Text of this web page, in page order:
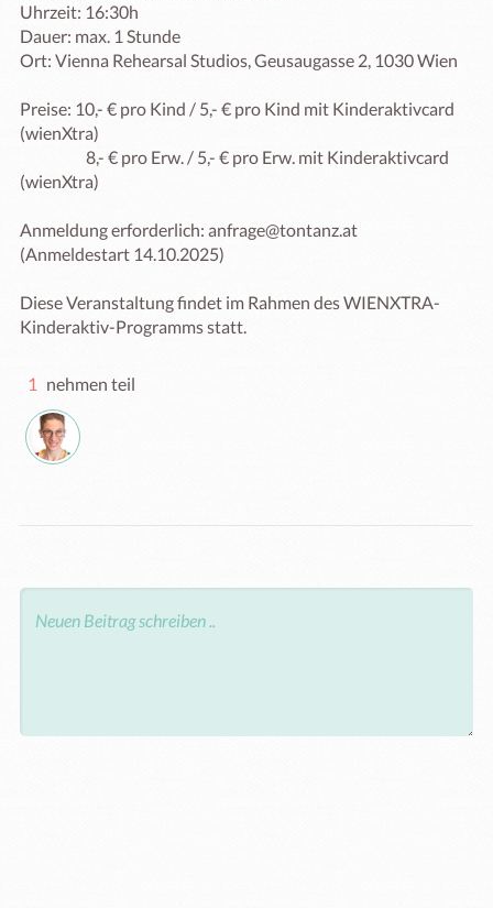
Uhrzeit: 16:30h
Dauer: max. 1 Stunde
Ort: Vienna Rehearsal Studios, Geusaugasse 2, 1030 Wien
Preise: 10,- € pro Kind / 5,- € pro Kind mit Kinderaktivcard
(wienXtra)
(wienXtra)
Anmeldung erforderlich: anfrage@tontanz.at
(Anmeldestart 14.10.2025)
Diese Veranstaltung findet im Rahmen des WIENXTRA-
Kinderaktiv-Programms statt.
1 nehmen teil